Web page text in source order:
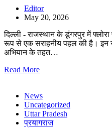
Editor
May 20, 2026
दिल्ली - राजस्थान के डूंगरपुर में
रूप से एक सराहनीय पहल की है। इन
अभियान के तहत…
Read More
News
Uncategorized
Uttar Pradesh
प्रयागराज